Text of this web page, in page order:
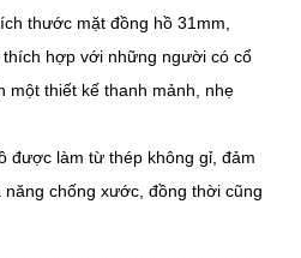
thước mặt đồng hồ 31mm,
hợp với những người có cổ
một thiết kế thanh mảnh, nhẹ
được làm từ thép không gỉ, đảm
năng chống xước, đồng thời cũng